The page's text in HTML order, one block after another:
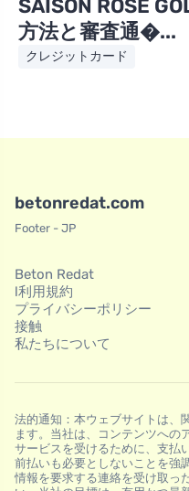
SAISON ROSE
方法と審査通�...
クレジットカード
betonredat.com
Footer - JP
Beton Redat
l利用規約
プライバシーポリシー
接触
私たちについて
法的通知：本ウェブサイトは、
ます。当社は、コンテンツへの
サービスを受けるために、支払
前払いも必要としないことを強
情報を要求する連絡を受け取っ